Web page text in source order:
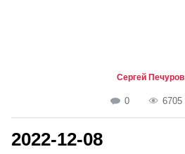
Сергей Печуров
0 6705
2022-12-08